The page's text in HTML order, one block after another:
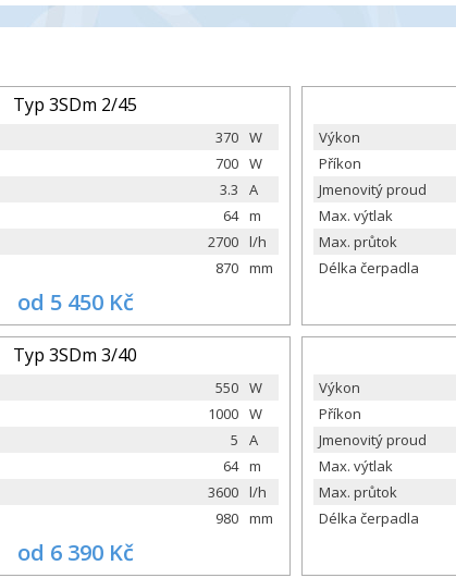
Typ 3SDm 2/45
370 W
700 W
3.3
A
64 m
2700 l/h
870 mm
od 5 450 Kč
Výkon
Příkon
Jmenovitý proud
Max. výtlak
Max. průtok
Délka čerpadla
Typ 3SDm 3/40
550 W
1000 W
5
A
64 m
3600 l/h
980 mm
od 6 390 Kč
Výkon
Příkon
Jmenovitý proud
Max. výtlak
Max. průtok
Délka čerpadla